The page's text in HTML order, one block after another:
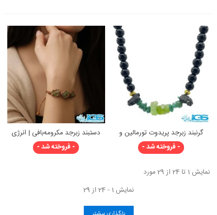
گرنبند زبرجد پریدوت تورمالین و
آونتورین و اونیکس
- فروخته شد -
دستبند زبرجد مکرومه‌بافی | انرژی
سبزِ شادی و آرامش
- فروخته شد -
نمایش 1 تا 24 از 29 مورد
نمایش 1 - 24 از 29